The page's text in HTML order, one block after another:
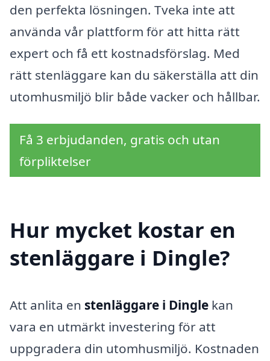
den perfekta lösningen. Tveka inte att
använda vår plattform för att hitta rätt
expert och få ett kostnadsförslag. Med
rätt stenläggare kan du säkerställa att din
utomhusmiljö blir både vacker och hållbar.
Få 3 erbjudanden, gratis och utan
förpliktelser
Hur mycket kostar en
stenläggare i Dingle?
Att anlita en stenläggare i Dingle kan
vara en utmärkt investering för att
uppgradera din utomhusmiljö. Kostnaden